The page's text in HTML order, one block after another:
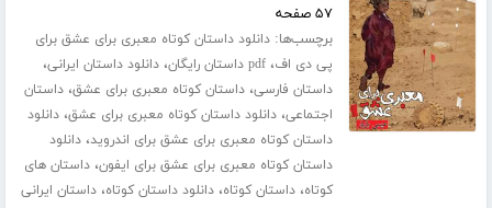
۵۷ صفحه
برچسب‌ها:دانلود داستان کوتاه معبری برای عشق برای
پی دی اف،pdf داستان رایگان ،دانلود داستان ایرانی،
داستان فارسی،داستان کوتاه معبری برای عشق،داستان
اجتماعی،دانلود داستان کوتاه معبری برای عشق،دانلود
داستان کوتاه معبری برای عشق برای اندروید،دانلود
داستان کوتاه معبری برای عشق برای ایفون،داستان های
کوتاه،داستان کوتاه،دانلود داستان کوتاه،داستان ایرانی